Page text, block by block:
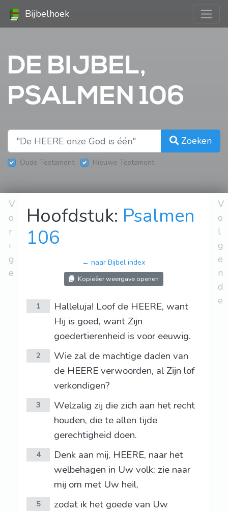
Bijbelhoek
DE BIJBEL,
PSALMEN 106
Zoeken
Oude Testament Nieuwe Testament
V
o
r
i
g
e
Hoofdstuk: Psalmen
106
← naar Bijbel index
Kopieëer weergave openen
1
Halleluja! Loof de HEERE, want
Hij is goed, want Zijn
goedertierenheid is voor eeuwig.
2
Wie zal de machtige daden van
de HEERE verwoorden, al Zijn lof
verkondigen?
3
Welzalig zij die zich aan het recht
houden, die te allen tijde
gerechtigheid doen.
4
Denk aan mij, HEERE, naar het
welbehagen in Uw volk; zie naar
mij om met Uw heil,
5
zodat ik het goede van Uw
V
o
l
g
e
n
d
e